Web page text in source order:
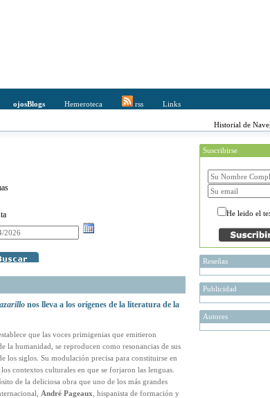
ojosBlogs Hemeroteca rss Links
Historial de
nos lleva a los orígenes de la literatura de la
que las voces primigenias que emitieron
la humanidad, se reproducen como resonancias de sus
los siglos. Su modulación precisa para constituirse en
contextos culturales en que se forjaron las lenguas.
de la deliciosa obra que uno de los más grandes
André Pageaux , hispanista de formación y
Suscribirse
He leido el
Reseñas
Publicidad
Autores